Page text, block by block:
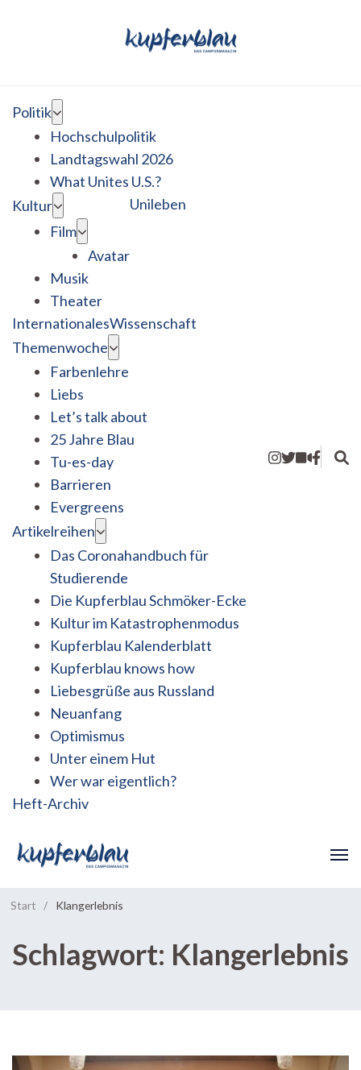
Politik
Hochschulpolitik
Landtagswahl 2026
What Unites U.S.?
Kultur
Film
Avatar
Musik
Theater
Unileben
InternationalesWissenschaft
Themenwoche
Farbenlehre
Liebs
Let’s talk about
25 Jahre Blau
Tu-es-day
Barrieren
Evergreens
Artikelreihen
Das Coronahandbuch für
Studierende
Die Kupferblau Schmöker-Ecke
Kultur im Katastrophenmodus
Kupferblau Kalenderblatt
Kupferblau knows how
Liebesgrüße aus Russland
Neuanfang
Optimismus
Unter einem Hut
Wer war eigentlich?
Heft-Archiv
Start / Klangerlebnis
Schlagwort: Klangerlebnis